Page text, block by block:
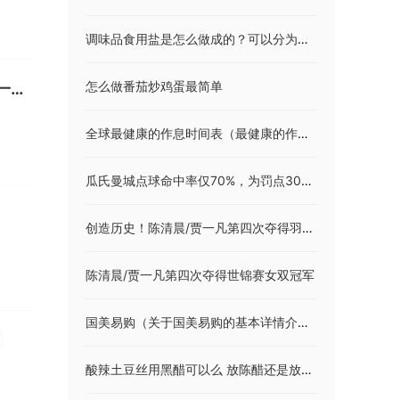
振华科技董秘回复：振华微上半年较同期下滑，主要原因：一是该板块生产周期相对较长，上半年部分订单尚未交付
调味品食用盐是怎么做成的？可以分为多少种？有必要抢购吗？
怎么做番茄炒鸡蛋最简单
全球最健康的作息时间表（最健康的作息时间表）
瓜氏曼城点球命中率仅70%，为罚点30次以上英超球队中最低
创造历史！陈清晨/贾一凡第四次夺得羽毛球世锦赛女双冠军
陈清晨/贾一凡第四次夺得世锦赛女双冠军
国美易购（关于国美易购的基本详情介绍）
酸辣土豆丝用黑醋可以么 放陈醋还是放白醋